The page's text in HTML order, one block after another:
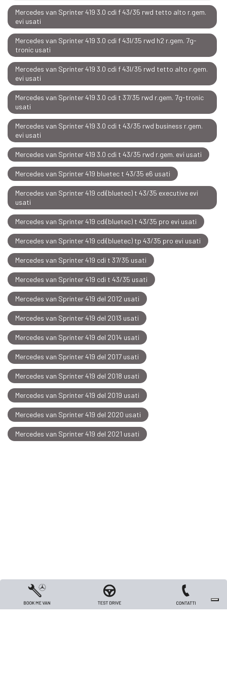
Mercedes van Sprinter 419 3.0 cdi f 43/35 rwd tetto alto r.gem.
evi usati
Mercedes van Sprinter 419 3.0 cdi f 43l/35 rwd h2 r.gem. 7g-
tronic usati
Mercedes van Sprinter 419 3.0 cdi f 43l/35 rwd tetto alto r.gem.
evi usati
Mercedes van Sprinter 419 3.0 cdi t 37/35 rwd r.gem. 7g-tronic
usati
Mercedes van Sprinter 419 3.0 cdi t 43/35 rwd business r.gem.
evi usati
Mercedes van Sprinter 419 3.0 cdi t 43/35 rwd r.gem. evi usati
Mercedes van Sprinter 419 bluetec t 43/35 e6 usati
Mercedes van Sprinter 419 cdi(bluetec) t 43/35 executive evi
usati
Mercedes van Sprinter 419 cdi(bluetec) t 43/35 pro evi usati
Mercedes van Sprinter 419 cdi(bluetec) tp 43/35 pro evi usati
Mercedes van Sprinter 419 cdi t 37/35 usati
Mercedes van Sprinter 419 cdi t 43/35 usati
Mercedes van Sprinter 419 del 2012 usati
Mercedes van Sprinter 419 del 2013 usati
Mercedes van Sprinter 419 del 2014 usati
Mercedes van Sprinter 419 del 2017 usati
Mercedes van Sprinter 419 del 2018 usati
Mercedes van Sprinter 419 del 2019 usati
Mercedes van Sprinter 419 del 2020 usati
Mercedes van Sprinter 419 del 2021 usati